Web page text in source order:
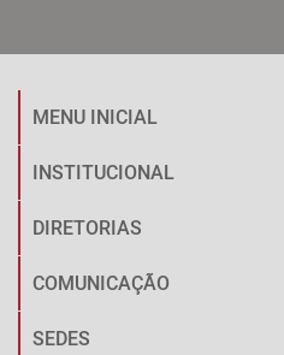
MENU INICIAL
INSTITUCIONAL
DIRETORIAS
COMUNICAÇÃO
SEDES